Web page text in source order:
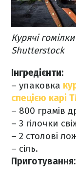
Курячі
Shutterstock
Інгредієнти:
– упаковка
спецією карі
– 800 грамів
– 3 гілочки
– 2 столові
– сіль.
Приготування: